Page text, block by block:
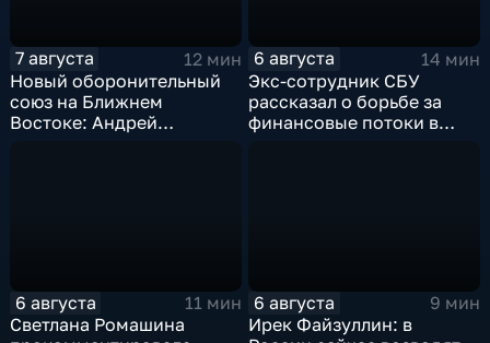
7 августа
12 мин
Новый оборонительный
союз на Ближнем
Востоке: Андрей
6 августа
14 мин
Экс-сотрудник СБУ
рассказал о борьбе за
финансовые потоки в
6 августа
11 мин
Светлана Ромашина
6 августа
9 мин
Ирек Файзуллин: в